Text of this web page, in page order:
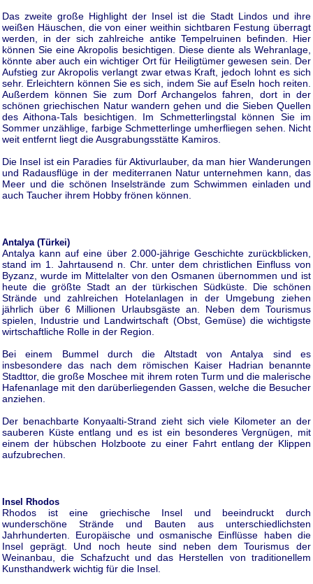
Das zweite große Highlight der Insel ist die Stadt Lindos und ihre
weißen Häuschen, die von einer weithin sichtbaren Festung überragt
werden, in der sich zahlreiche antike Tempelruinen befinden. Hier
können Sie eine Akropolis besichtigen. Diese diente als Wehranlage,
könnte aber auch ein wichtiger Ort für Heiligtümer gewesen sein. Der
Aufstieg zur Akropolis verlangt zwar etwas Kraft, jedoch lohnt es sich
sehr. Erleichtern können Sie es sich, indem Sie auf Eseln hoch reiten.
Außerdem können Sie zum Dorf Archangelos fahren, dort in der
schönen griechischen Natur wandern gehen und die Sieben Quellen
des Aithona-Tals besichtigen. Im Schmetterlingstal können Sie im
Sommer unzählige, farbige Schmetterlinge umherfliegen sehen. Nicht
weit entfernt liegt die Ausgrabungsstätte Kamiros.
Die Insel ist ein Paradies für Aktivurlauber, da man hier Wanderungen
und Radausflüge in der mediterranen Natur unternehmen kann, das
Meer und die schönen Inselstrände zum Schwimmen einladen und
auch Taucher ihrem Hobby frönen können.
Antalya (Türkei)
Antalya kann auf eine über 2.000-jährige Geschichte zurückblicken,
stand im 1. Jahrtausend n. Chr. unter dem christlichen Einfluss von
Byzanz, wurde im Mittelalter von den Osmanen übernommen und ist
heute die größte Stadt an der türkischen Südküste. Die schönen
Strände und zahlreichen Hotelanlagen in der Umgebung ziehen
jährlich über 6 Millionen Urlaubsgäste an. Neben dem Tourismus
spielen, Industrie und Landwirtschaft (Obst, Gemüse) die wichtigste
wirtschaftliche Rolle in der Region.
Bei einem Bummel durch die Altstadt von Antalya sind es
insbesondere das nach dem römischen Kaiser Hadrian benannte
Stadttor, die große Moschee mit ihrem roten Turm und die malerische
Hafenanlage mit den darüberliegenden Gassen, welche die Besucher
anziehen.
Der benachbarte Konyaalti-Strand zieht sich viele Kilometer an der
sauberen Küste entlang und es ist ein besonderes Vergnügen, mit
einem der hübschen Holzboote zu einer Fahrt entlang der Klippen
aufzubrechen.
Insel Rhodos
Rhodos ist eine griechische Insel und beeindruckt durch
wunderschöne Strände und Bauten aus unterschiedlichsten
Jahrhunderten. Europäische und osmanische Einflüsse haben die
Insel geprägt. Und noch heute sind neben dem Tourismus der
Weinanbau, die Schafzucht und das Herstellen von traditionellem
Kunsthandwerk wichtig für die Insel.